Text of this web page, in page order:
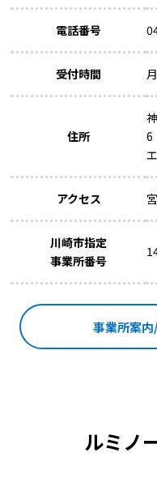
電話番号
受付時間
住所
6
アクセス
川崎市指定
事業所番号
事業所案
ルミノ